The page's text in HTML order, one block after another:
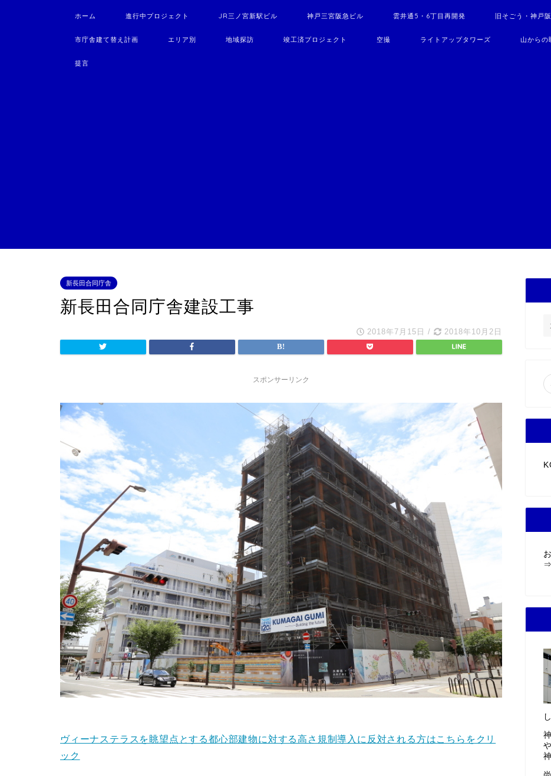
ホーム 進行中プロジェクト JR三ノ宮新駅ビル 神戸三宮阪急ビル 雲井通5・6丁目再開発 旧そごう・神戸
市庁舎建て替え計画 エリア別 地域探訪 竣工済プロジェクト 空撮 ライトアップタワーズ 山からの
提言
新長田合同庁舎
新長田合同庁舎建設工事
2018年7月15日 / 2018年10月2日
スポンサーリンク
ヴィーナステラスを眺望点とする都心部建物に対する高さ規制導入に反対される方はこちらをクリ
ック
⇒